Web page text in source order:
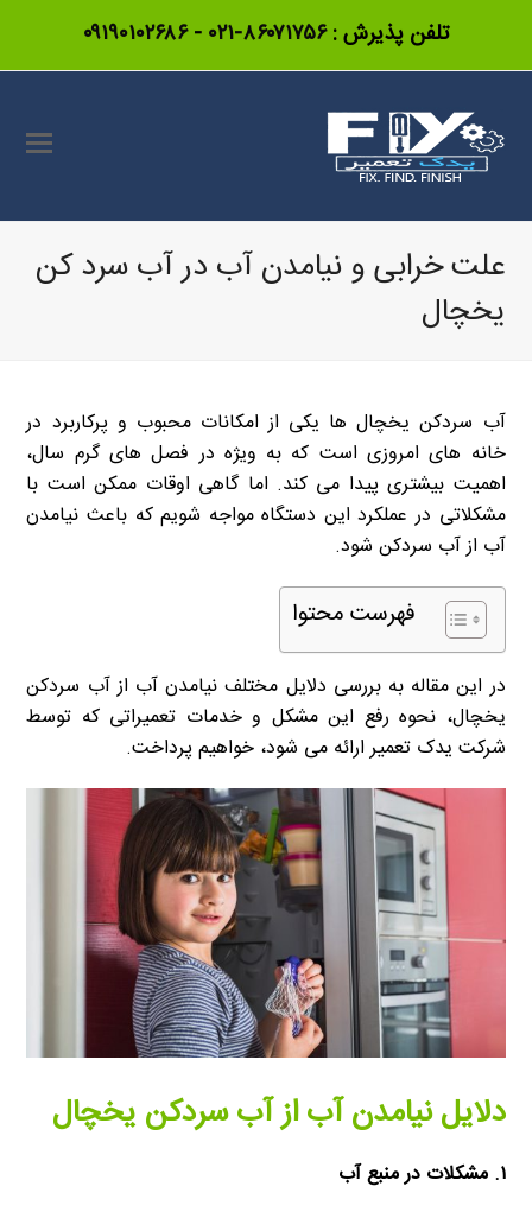
تلفن پذیرش :۸۶۰۷۱۷۵۶-۰۲۱ -۰۹۱۹۰۱۰۲۶۸۶
علت خرابی و نیامدن آب در آب سرد کن
یخچال
آب سردکن یخچال ها یکی از امکانات محبوب و پرکاربرد در
خانه های امروزی است که به ویژه در فصل های گرم سال،
اهمیت بیشتری پیدا می کند. اما گاهی اوقات ممکن است با
مشکلاتی در عملکرد این دستگاه مواجه شویم که باعث نیامدن
آب از آب سردکن شود.
فهرست محتوا
در این مقاله به بررسی دلایل مختلف نیامدن آب از آب سردکن
یخچال، نحوه رفع این مشکل و خدمات تعمیراتی که توسط
شرکت یدک تعمیر ارائه می شود، خواهیم پرداخت.
دلایل نیامدن آب از آب سردکن یخچال
۱. مشکلات در منبع آب